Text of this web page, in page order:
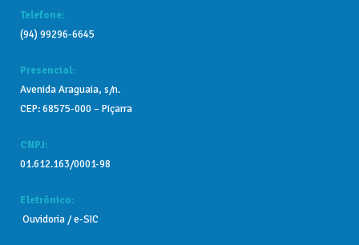
Telefone:
(94) 99296-6645
Presencial:
Avenida Araguaia, s/n.
CEP: 68575-000 – Piçarra
CNPJ:
01.612.163/0001-98
Eletrônico:
Ouvidoria /e-SIC